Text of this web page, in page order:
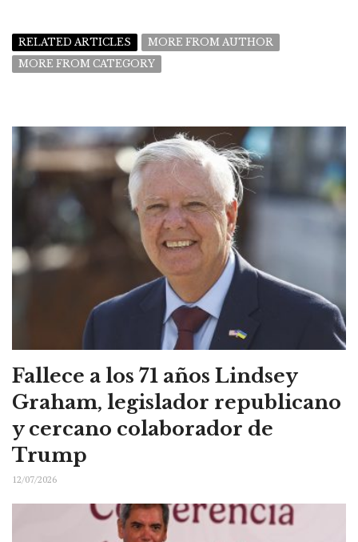
RELATED ARTICLES
MORE FROM AUTHOR
MORE FROM CATEGORY
Fallece a los 71 años Lindsey
Graham, legislador republicano
y cercano colaborador de
Trump
12/07/2026